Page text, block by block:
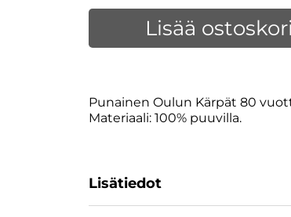
Lisää
Punainen Oulun Kärpät 80
Materiaali: 100% puuvilla.
Lisätiedot